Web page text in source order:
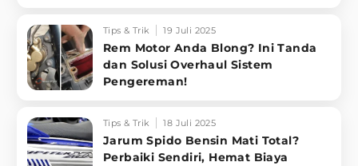
Tips & Trik 19 Juli 2025
Rem Motor Anda Blong? Ini Tanda
dan Solusi Overhaul Sistem
Pengereman!
Tips & Trik 18 Juli 2025
Jarum Spido Bensin Mati Total?
Perbaiki Sendiri, Hemat Biaya